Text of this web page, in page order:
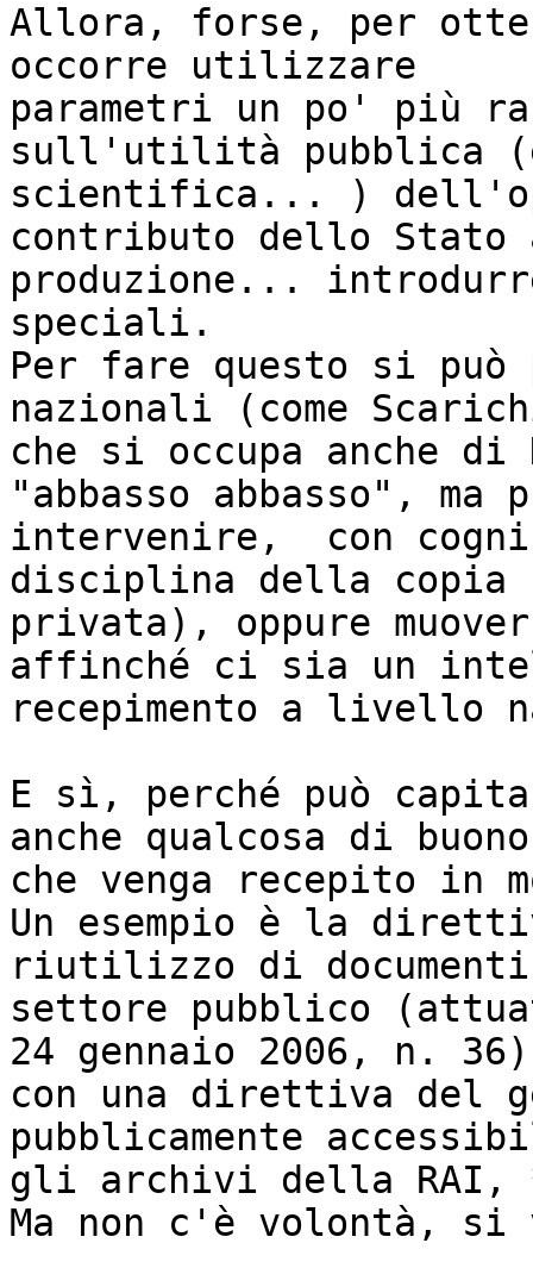
Allora, forse, per
occorre utilizzare
parametri un po' più
sull'utilità pubblica
scientifica... )
contributo dello
produzione...
speciali.
Per fare questo si
nazionali (come
che si occupa anche di
"abbasso abbasso", ma
intervenire,  con
disciplina della copia
privata), oppure
affinché ci sia un
recepimento a livello
E sì, perché può
anche qualcosa di
che venga recepito in
Un esempio è la
riutilizzo di
settore pubblico
24 gennaio 2006, n.
con una direttiva del
pubblicamente
gli archivi della RAI,
Ma non c'è volontà,